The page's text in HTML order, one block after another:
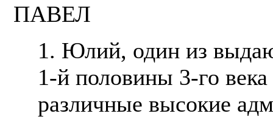
ПАВЕЛ
1. Юлий, один из
1-й половины 3-го
различные высокие